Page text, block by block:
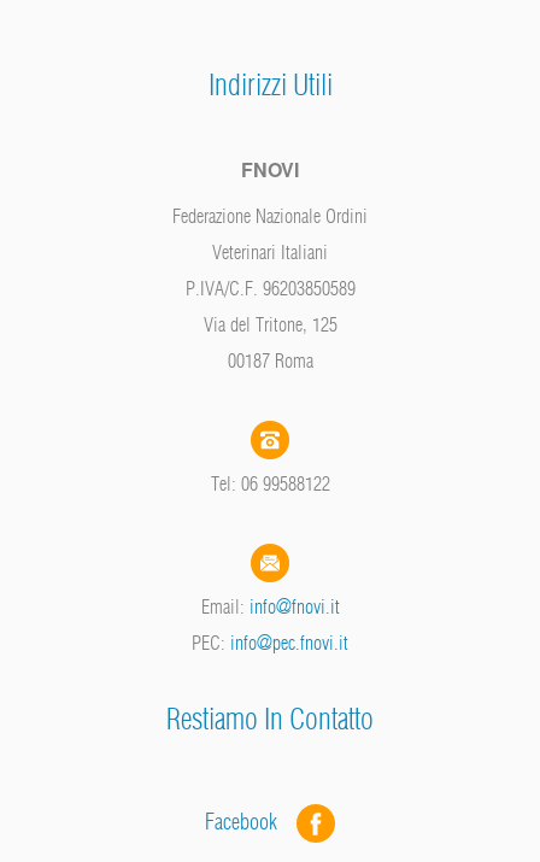
Indirizzi Utili
FNOVI
Federazione Nazionale Ordini
Veterinari Italiani
P.IVA/C.F. 96203850589
Via del Tritone, 125
00187 Roma
Tel: 06 99588122
Email: info@fnovi.it
PEC: info@pec.fnovi.it
Restiamo In Contatto
Facebook